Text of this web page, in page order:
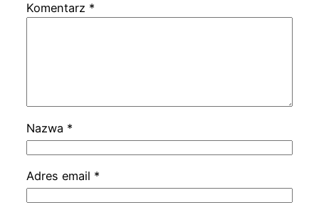
Komentarz *
Nazwa *
Adres email *